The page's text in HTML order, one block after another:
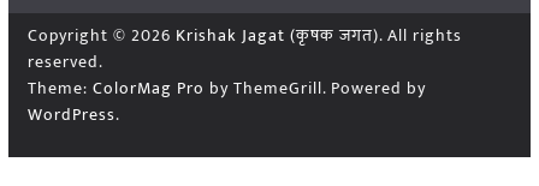
Copyright © 2026 Krishak Jagat (कृषक जगत). All rights
reserved.
Theme: ColorMag Pro by ThemeGrill. Powered by
WordPress.